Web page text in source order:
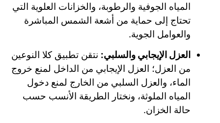
المياه الجوفية والرطوبة، والخزانات العلوية التي
تحتاج إلى حماية من أشعة الشمس المباشرة
والعوامل الجوية.
العزل الإيجابي والسلبي: نتقن تطبيق كلا النوعين
من العزل؛ العزل الإيجابي من الداخل لمنع خروج
الماء، والعزل السلبي من الخارج لمنع دخول
المياه الملوثة، ونختار الطريقة الأنسب حسب
حالة الخزان.